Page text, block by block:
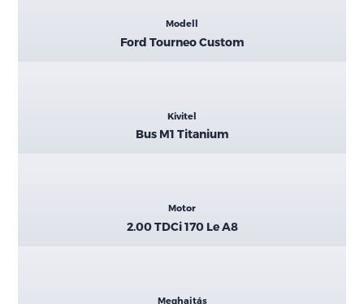
Modell
Ford Tourneo Custom
Kivitel
Bus M1 Titanium
Motor
2.00 TDCi 170 Le A8
Meghajtás